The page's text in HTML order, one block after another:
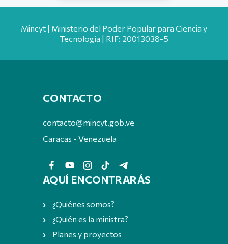
Mincyt | Ministerio del Poder Popular para Ciencia y
Tecnología | RIF: 20013038-5
CONTACTO
contacto@mincyt.gob.ve
Caracas - Venezuela
AQUÍ ENCONTRARÁS
¿Quiénes somos?
¿Quién es la ministra?
Planes y proyectos